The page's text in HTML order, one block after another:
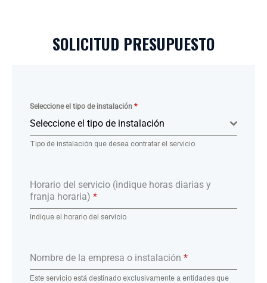
SOLICITUD PRESUPUESTO
Seleccione el tipo de instalación *
Seleccione el tipo de instalación
Tipo de instalación que desea contratar el servicio
Horario del servicio (indique horas diarias y
franja horaria) *
Indique el horario del servicio
Nombre de la empresa o instalación *
Este servicio está destinado exclusivamente a entidades que